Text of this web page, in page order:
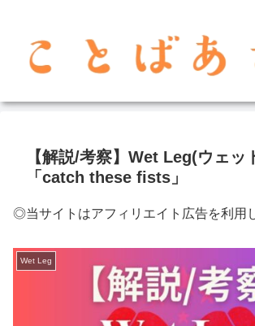
【解説/考察】Wet Leg(ウェッ
「catch these fists」
◎当サイトはアフィリエイト広告を利用
Wet Leg